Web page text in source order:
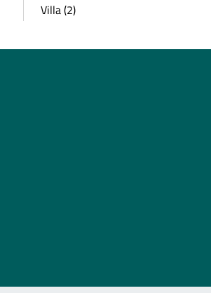
Villa (2)